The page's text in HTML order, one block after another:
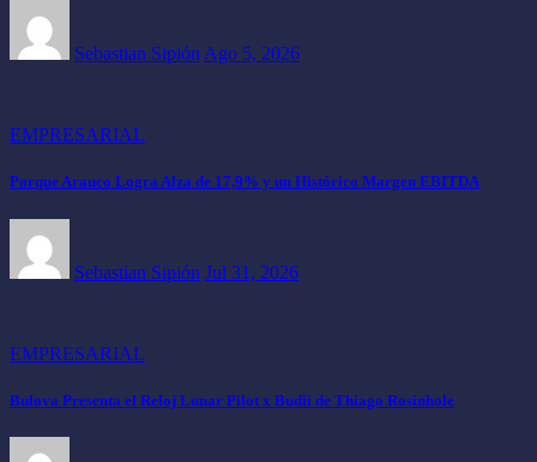
Sebastian Sipión Ago 5, 2026
EMPRESARIAL
Parque Arauco Logra Alza de 17,9% y un Histórico Margen EBITDA
Sebastian Sipión Jul 31, 2026
EMPRESARIAL
Bulova Presenta el Reloj Lunar Pilot x Budii de Thiago Rosinhole